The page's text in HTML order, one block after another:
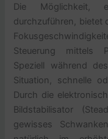
Die Möglichkeit,
durchzuführen, bietet
Steuerung mittels
Speziell während
Situation, schnelle
Durch die
Bildstabilisator
gewisses